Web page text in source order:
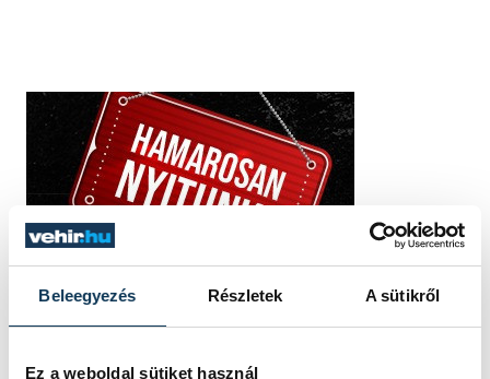
Beleegyezés Részletek A sütikről
Ez a weboldal sütiket használ